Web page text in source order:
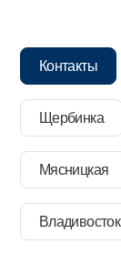
Контакты
Щербинка
Мясницкая
Владивосток